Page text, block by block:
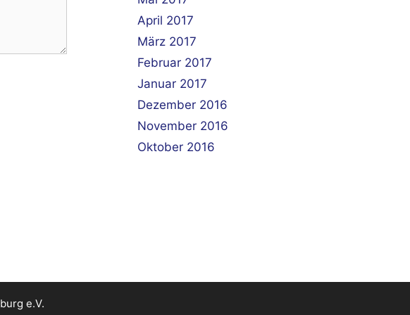
April 2017
März 2017
Februar 2017
Januar 2017
Dezember 2016
November 2016
Oktober 2016
e.V.